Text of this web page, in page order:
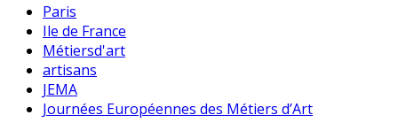
Paris
Ile de France
Métiersd'art
artisans
JEMA
Journées Européennes des Métiers d’Art